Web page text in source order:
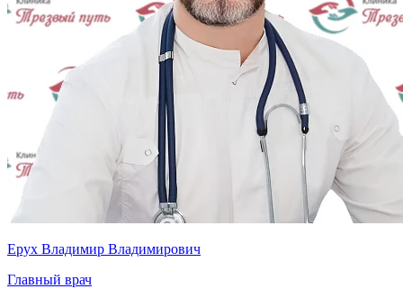
Ерух Владимир Владимирович
Главный врач